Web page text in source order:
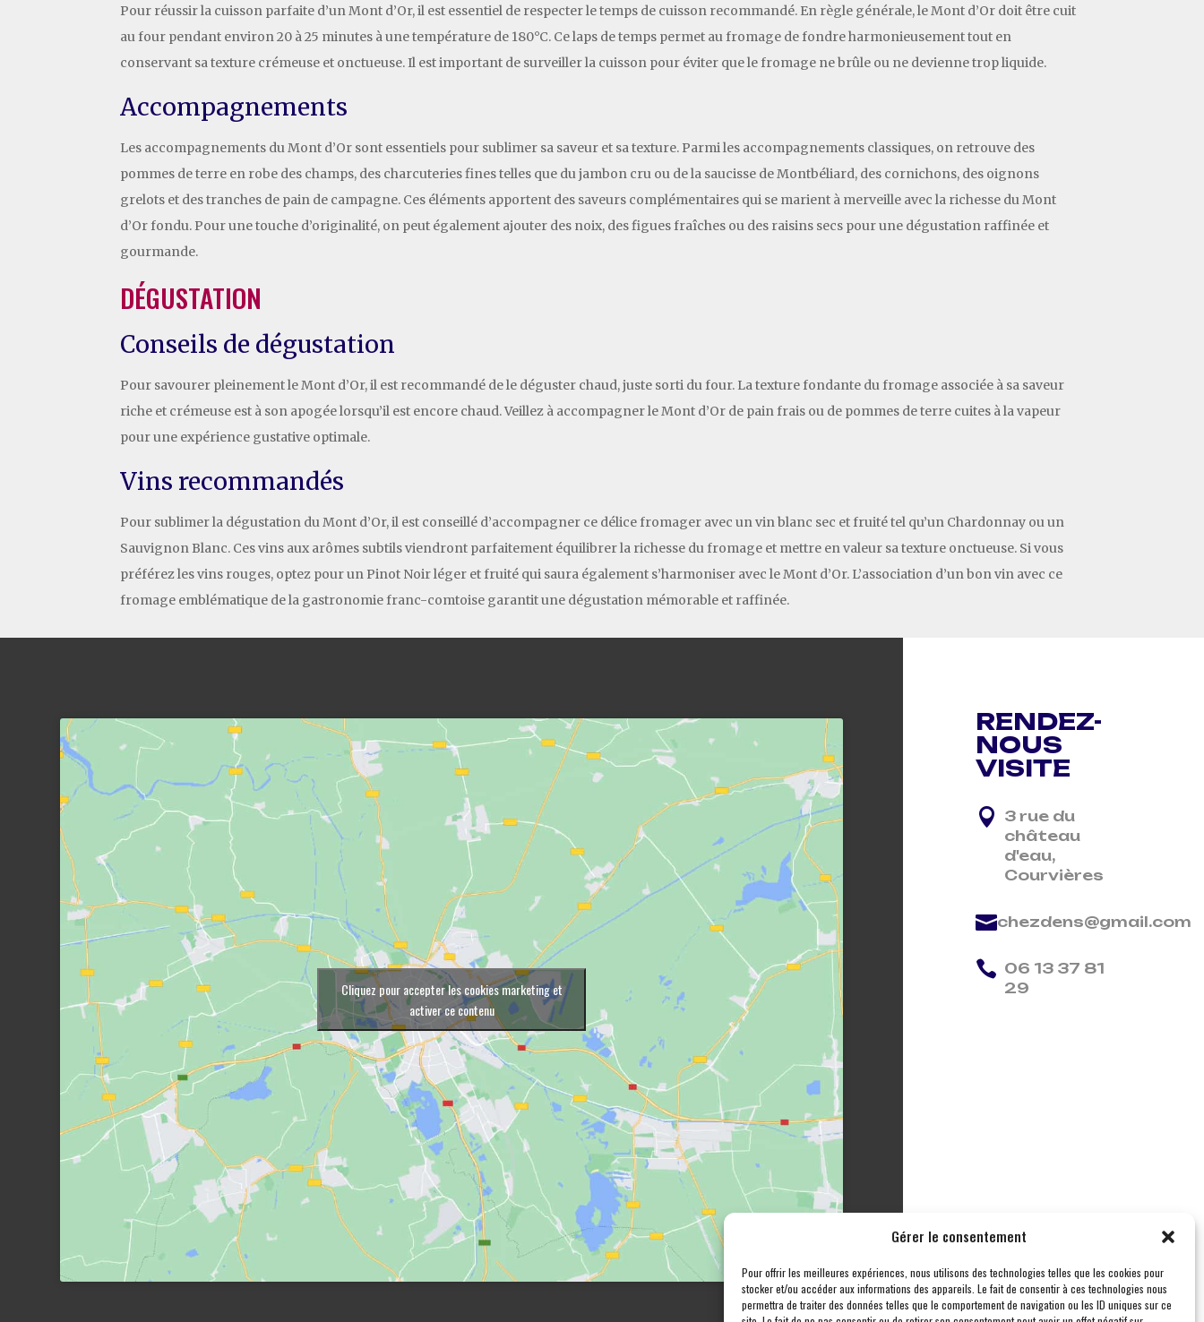
Gérer le consentement
Pour offrir les meilleures expériences, nous utilisons des technologies telles que les cookies pour
stocker et/ou accéder aux informations des appareils. Le fait de consentir à ces technologies nous
permettra de traiter des données telles que le comportement de navigation ou les ID uniques sur ce
Pour réussir la cuisson parfaite d’un Mont d’Or, il est essentiel de respecter le temps de cuisson recommandé. En règle générale, le Mont d’Or doit être cuit
au four pendant environ 20 à 25 minutes à une température de 180°C. Ce laps de temps permet au fromage de fondre harmonieusement tout en
conservant sa texture crémeuse et onctueuse. Il est important de surveiller la cuisson pour éviter que le fromage ne brûle ou ne devienne trop liquide.
Accompagnements
Les accompagnements du Mont d’Or sont essentiels pour sublimer sa saveur et sa texture. Parmi les accompagnements classiques, on retrouve des
pommes de terre en robe des champs, des charcuteries fines telles que du jambon cru ou de la saucisse de Montbéliard, des cornichons, des oignons
grelots et des tranches de pain de campagne. Ces éléments apportent des saveurs complémentaires qui se marient à merveille avec la richesse du Mont
d’Or fondu. Pour une touche d’originalité, on peut également ajouter des noix, des figues fraîches ou des raisins secs pour une dégustation raffinée et
gourmande.
DÉGUSTATION
Conseils de dégustation
Pour savourer pleinement le Mont d’Or, il est recommandé de le déguster chaud, juste sorti du four. La texture fondante du fromage associée à sa saveur
riche et crémeuse est à son apogée lorsqu’il est encore chaud. Veillez à accompagner le Mont d’Or de pain frais ou de pommes de terre cuites à la vapeur
pour une expérience gustative optimale.
Vins recommandés
Pour sublimer la dégustation du Mont d’Or, il est conseillé d’accompagner ce délice fromager avec un vin blanc sec et fruité tel qu’un Chardonnay ou un
Sauvignon Blanc. Ces vins aux arômes subtils viendront parfaitement équilibrer la richesse du fromage et mettre en valeur sa texture onctueuse. Si vous
préférez les vins rouges, optez pour un Pinot Noir léger et fruité qui saura également s’harmoniser avec le Mont d’Or. L’association d’un bon vin avec ce
fromage emblématique de la gastronomie franc-comtoise garantit une dégustation mémorable et raffinée.
Cliquez pour accepter les cookies marketing et
activer ce contenu
RENDEZ-
NOUS
VISITE
 3 rue du
château
d'eau,
Courvières
chezdens@gmail.com
 06 13 37 81
29